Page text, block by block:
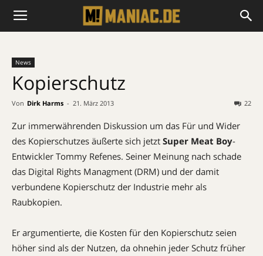
News
Kopierschutz
Von Dirk Harms - 21. März 2013 22
Zur immerwährenden Diskussion um das Für und Wider
des Kopierschutzes äußerte sich jetzt Super Meat Boy-
Entwickler Tommy Refenes. Seiner Meinung nach schade
das Digital Rights Managment (DRM) und der damit
verbundene Kopierschutz der Industrie mehr als
Raubkopien.
Er argumentierte, die Kosten für den Kopierschutz seien
höher sind als der Nutzen, da ohnehin jeder Schutz früher